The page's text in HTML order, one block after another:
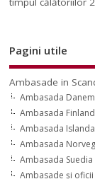
Pagini utile
Ambasade in
Ambasada
Ambasada
Ambasada Islanda
Ambasada
Ambasada Suedia
Ambasade şi